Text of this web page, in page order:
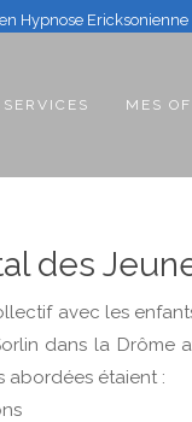
Hypnose Ericksonienne
MES
des
avec les
dans la Drôme
abordées étaient :